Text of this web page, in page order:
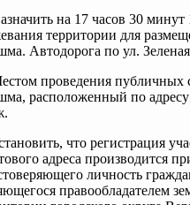
на 17 часов 30
территории для
Автодорога по ул.
проведения публичных
расположенный по
что регистрация
адреса производится
личность
правообладателем